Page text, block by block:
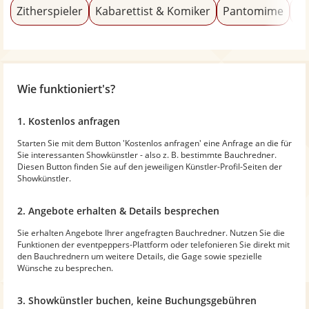
Zitherspieler Kabarettist & Komiker Pantomime
Wie funktioniert's?
1. Kostenlos anfragen
Starten Sie mit dem Button 'Kostenlos anfragen' eine Anfrage an die für
Sie interessanten Showkünstler - also z. B. bestimmte Bauchredner.
Diesen Button finden Sie auf den jeweiligen Künstler-Profil-Seiten der
Showkünstler.
2. Angebote erhalten & Details besprechen
Sie erhalten Angebote Ihrer angefragten Bauchredner. Nutzen Sie die
Funktionen der eventpeppers-Plattform oder telefonieren Sie direkt mit
den Bauchrednern um weitere Details, die Gage sowie spezielle
Wünsche zu besprechen.
3. Showkünstler buchen, keine Buchungsgebühren